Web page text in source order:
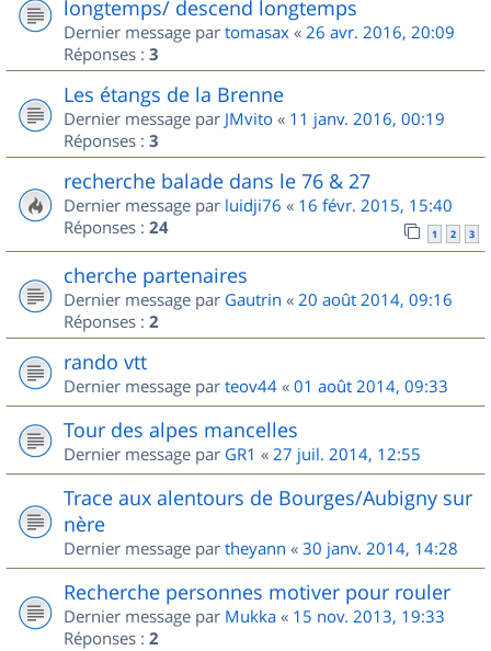
longtemps/ descend longtemps
Dernier message par tomasax « 26 avr. 2016, 20:09
Réponses : 3
Les étangs de la Brenne
Dernier message par JMvito « 11 janv. 2016, 00:19
Réponses : 3
recherche balade dans le 76 & 27
Dernier message par luidji76 « 16 févr. 2015, 15:40
Réponses : 24 1 2 3
cherche partenaires
Dernier message par Gautrin « 20 août 2014, 09:16
Réponses : 2
rando vtt
Dernier message par teov44 « 01 août 2014, 09:33
Tour des alpes mancelles
Dernier message par GR1 « 27 juil. 2014, 12:55
Trace aux alentours de Bourges/Aubigny sur
nère
Dernier message par theyann « 30 janv. 2014, 14:28
Recherche personnes motiver pour rouler
Dernier message par Mukka « 15 nov. 2013, 19:33
Réponses : 2